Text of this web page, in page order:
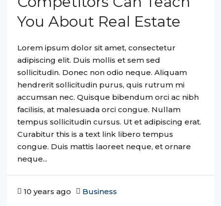
You About Real Estate
Lorem ipsum dolor sit amet, consectetur
adipiscing elit. Duis mollis et sem sed
sollicitudin. Donec non odio neque. Aliquam
hendrerit sollicitudin purus, quis rutrum mi
accumsan nec. Quisque bibendum orci ac nibh
facilisis, at malesuada orci congue. Nullam
tempus sollicitudin cursus. Ut et adipiscing erat.
Curabitur this is a text link libero tempus
congue. Duis mattis laoreet neque, et ornare
neque...
10 years ago Business